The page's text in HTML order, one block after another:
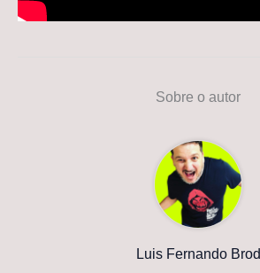
Sobre o autor
Luis Fernando Brod